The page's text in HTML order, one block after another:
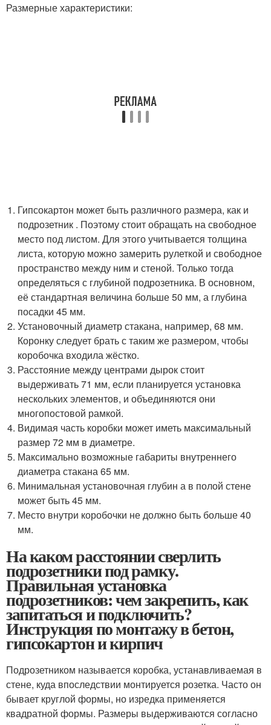
Размерные характеристики:
Гипсокартон может быть различного размера, как и
подрозетник . Поэтому стоит обращать на свободное
место под листом. Для этого учитывается толщина
листа, которую можно замерить рулеткой и свободное
пространство между ним и стеной. Только тогда
определяться с глубиной подрозетника. В основном,
её стандартная величина больше 50 мм, а глубина
посадки 45 мм.
Установочный диаметр стакана, например, 68 мм.
Коронку следует брать с таким же размером, чтобы
коробочка входила жёстко.
Расстояние между центрами дырок стоит
выдерживать 71 мм, если планируется установка
нескольких элементов, и объединяются они
многопостовой рамкой.
Видимая часть коробки может иметь максимальный
размер 72 мм в диаметре.
Максимально возможные габариты внутреннего
диаметра стакана 65 мм.
Минимальная установочная глубин а в полой стене
может быть 45 мм.
Место внутри коробочки не должно быть больше 40
мм.
На каком расстоянии сверлить
подрозетники под рамку.
Правильная установка
подрозетников: чем закрепить, как
запитаться и подключить?
Инструкция по монтажу в бетон,
гипсокартон и кирпич
Подрозетником называется коробка, устанавливаемая в
стене, куда впоследствии монтируется розетка. Часто он
бывает круглой формы, но изредка применяется
квадратной формы. Размеры выдерживаются согласно